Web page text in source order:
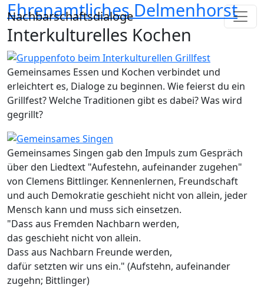
Direkt zum Inhalt
Nachbarschaftsdialoge
Ehrenamtliches Delmenhorst
Interkulturelles Kochen
Gemeinsames Essen und Kochen verbindet und
erleichtert es, Dialoge zu beginnen. Wie feierst du ein
Grillfest? Welche Traditionen gibt es dabei? Was wird
gegrillt?
Gemeinsames Singen gab den Impuls zum Gespräch
über den Liedtext "Aufestehn, aufeinander zugehen"
von Clemens Bittlinger. Kennenlernen, Freundschaft
und auch Demokratie geschieht nicht von allein, jeder
Mensch kann und muss sich einsetzen.
"Dass aus Fremden Nachbarn werden,
das geschieht nicht von allein.
Dass aus Nachbarn Freunde werden,
dafür setzten wir uns ein." (Aufstehn, aufeinander
zugehn; Bittlinger)